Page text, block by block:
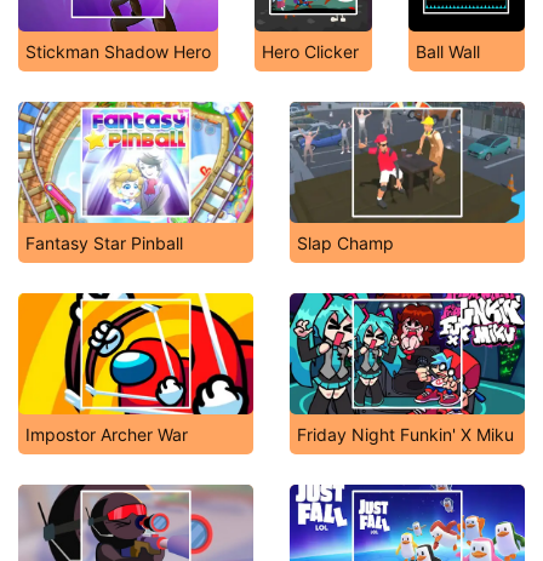
Stickman Shadow Hero Hero Clicker Ball Wall
Fantasy Star Pinball Slap Champ
Impostor Archer War Friday Night Funkin' X Miku